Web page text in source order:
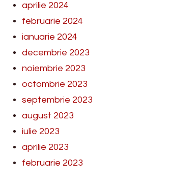
aprilie 2024
februarie 2024
ianuarie 2024
decembrie 2023
noiembrie 2023
octombrie 2023
septembrie 2023
august 2023
iulie 2023
aprilie 2023
februarie 2023